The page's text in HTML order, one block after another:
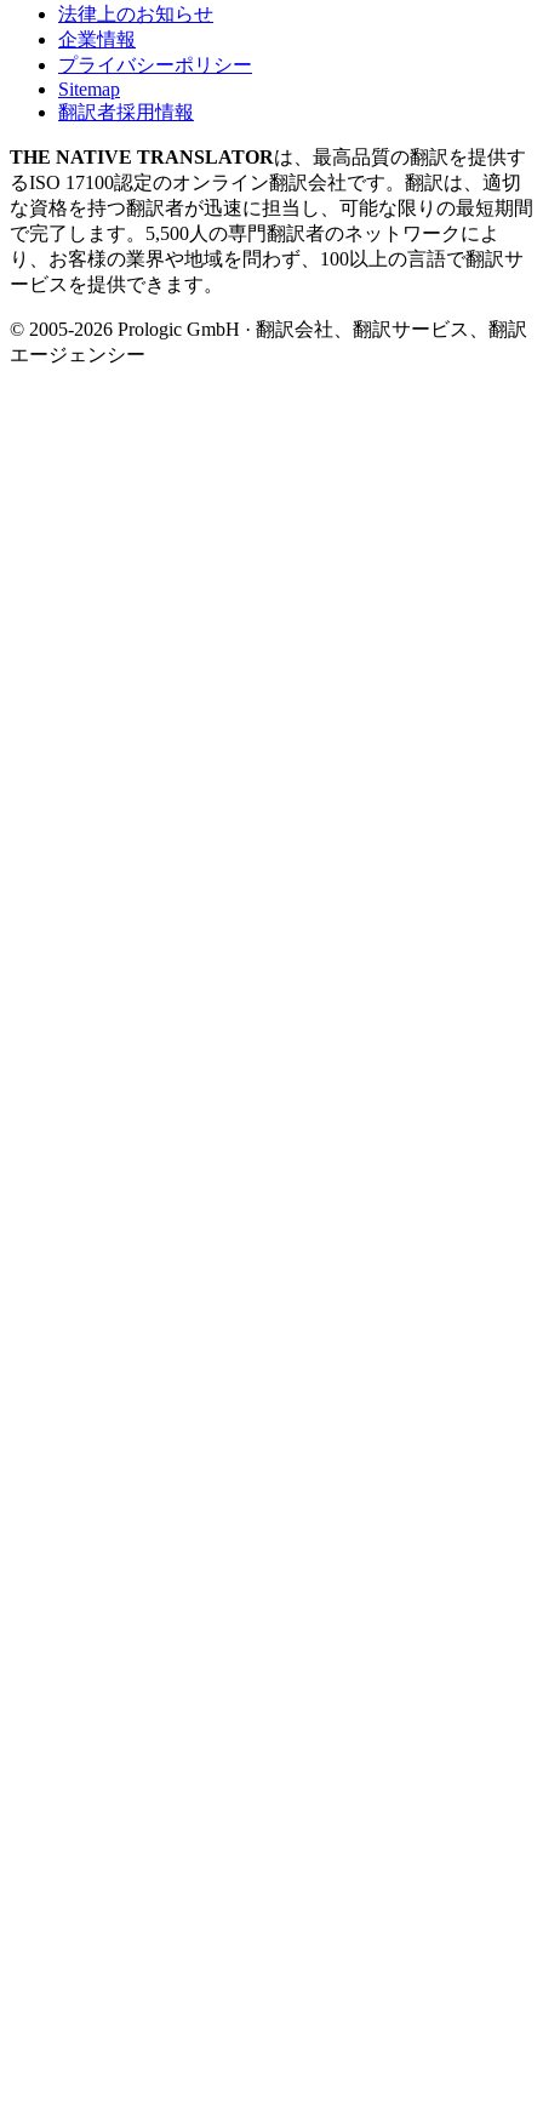
法律上のお知らせ
企業情報
プライバシーポリシー
Sitemap
翻訳者採用情報
THE NATIVE TRANSLATORは、最高品質の翻訳を提供す
るISO 17100認定のオンライン翻訳会社です。翻訳は、適切
な資格を持つ翻訳者が迅速に担当し、可能な限りの最短期間
で完了します。5,500人の専門翻訳者のネットワークによ
り、お客様の業界や地域を問わず、100以上の言語で翻訳サ
ービスを提供できます。
© 2005-2026 Prologic GmbH · 翻訳会社、翻訳サービス、翻訳
エージェンシー